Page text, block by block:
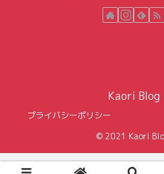
Kaori Blog
プライバシーポリシー
© 2021 Kaori